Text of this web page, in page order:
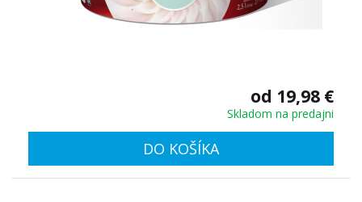
od 19,98 €
Skladom na predajni
DO KOŠÍKA